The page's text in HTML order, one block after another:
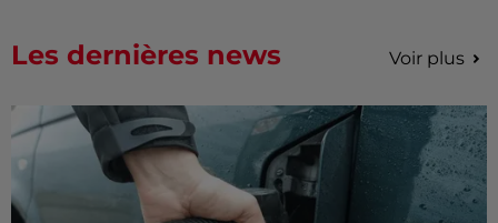
Les dernières news Voir plus